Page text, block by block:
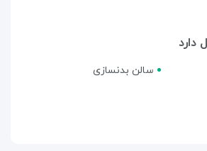
دارد
سالن بدنسازی